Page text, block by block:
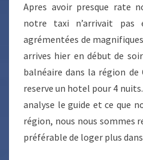
Apres avoir presque rate
notre taxi n’arrivait
agrémentées de
arrives hier en début de
balnéaire dans la région de
reserve un hotel pour 4
analyse le guide et ce que
région, nous nous sommes
préférable de loger plus